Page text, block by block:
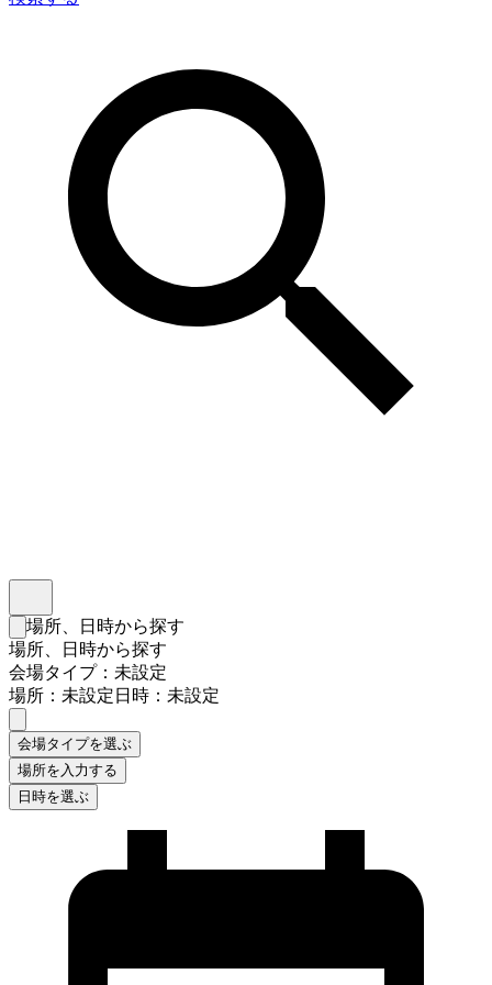
検索フォームを閉じる
場所、日時から探す
場所、日時から探す
会場タイプ：未設定
場所：未設定日時：未設定
会場タイプを選ぶ
場所を入力する
日時を選ぶ